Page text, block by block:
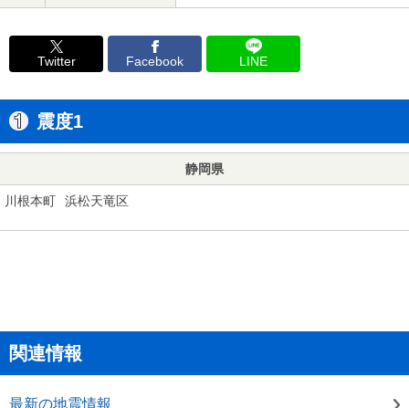
Twitter Facebook LINE
震度1
静岡県
川根本町 浜松天竜区
関連情報
最新の地震情報